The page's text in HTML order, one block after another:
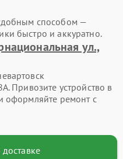
способом —
быстро и аккуратно.
ул.,
Привозите устройство в
оформляйте ремонт с